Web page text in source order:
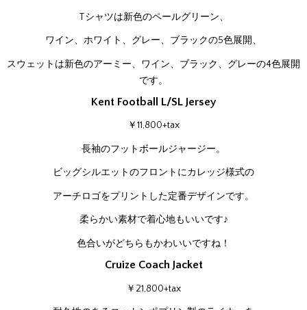
Tシャツは新色のペールグリーン、
ワイン、ホワイト、グレー、ブラックの5色展開、
スウェットは新色のアーミー、ワイン、ブラック、グレーの4色展開
です。
Kent Football L/SL Jersey
￥11,800+tax
長袖のフットボールジャージー。
ビッグシルエットのフロントにカレッジ様式の
アーチロゴをプリントした定番デザインです。
柔らかい素材で着心地もいいです♪
色合いがどちらもかわいいですね！
Cruize Coach Jacket
￥21,800+tax